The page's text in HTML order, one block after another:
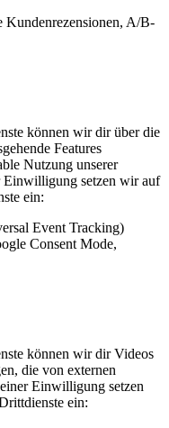
A/B-
können wir dir über die
Features
Nutzung unserer
Einwilligung setzen wir auf
ein:
Event Tracking)
Consent Mode,
können wir dir Videos
die von externen
Einwilligung setzen
ein: